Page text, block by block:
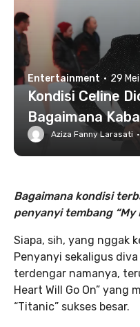
Entertainment · 29
Kondisi Celine
Bagaimana
Aziza Fanny Larasati ·
Bagaimana kondisi
penyanyi tembang “My
Siapa, sih, yang nggak
Penyanyi sekaligus
terdengar namanya,
Heart Will Go On” yang
“Titanic” sukses besar.